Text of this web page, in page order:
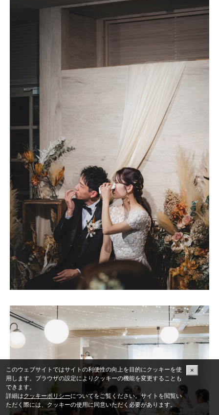
このウェブサイトではサイトの利便性の向上を目的にクッキーを使
用します。ブラウザの設定によりクッキーの機能を変更することも
できます。
詳細はクッキーポリシーについてをご覧ください。サイトを閲覧い
ただく際には、クッキーの使用に同意いただく必要があります。
×